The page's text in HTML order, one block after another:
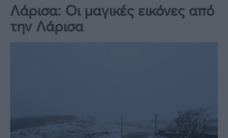
Λάρισα: Οι μαγικές εικόνες από
την Λάρισα